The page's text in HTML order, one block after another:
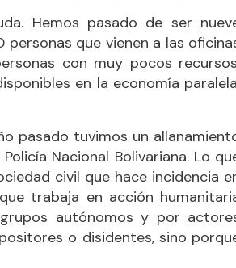
Hemos pasado de ser
personas que vienen a las
con muy pocos
en la economía
pasado tuvimos un
Nacional Bolivariana. Lo
civil que hace incidencia
trabaja en acción
autónomos y por
o disidentes, sino